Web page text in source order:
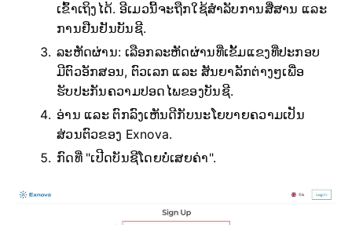
ເຂົ້າເຖິງໄດ້. ອີເມວນີ້ຈະຖືກໃຊ້ສຳລັບການສື່ສານ ແລະ
ການຢືນຢັນບັນຊີ.
ລະຫັດຜ່ານ: ເລືອກລະຫັດຜ່ານທີ່ເຂັ້ມແຂງທີ່ປະກອບ
ມີຕົວອັກສອນ, ຕົວເລກ ແລະ ສັນຍາລັກຕ່າງໆເພື່ອ
ຮັບປະກັນຄວາມປອດໄພຂອງບັນຊີ.
ອ່ານ ແລະ ຕົກລົງເຫັນດີກັບນະໂຍບາຍຄວາມເປັນ
ສ່ວນຕົວຂອງ Exnova.
ກົດທີ່ "ເປີດບັນຊີໂດຍບໍ່ເສຍຄ່າ".